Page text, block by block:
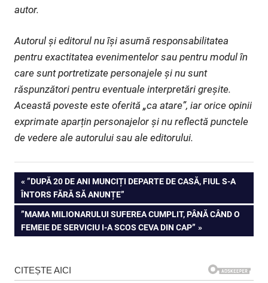
autor.
Autorul și editorul nu își asumă responsabilitatea
pentru exactitatea evenimentelor sau pentru modul în
care sunt portretizate personajele și nu sunt
răspunzători pentru eventuale interpretări greșite.
Această poveste este oferită „ca atare”, iar orice opinii
exprimate aparțin personajelor și nu reflectă punctele
de vedere ale autorului sau ale editorului.
Navigare
în
articole
PREVIOUS
POST:
”DUPĂ 20 DE ANI MUNCIȚI DEPARTE DE CASĂ, FIUL S-A
ÎNTORS FĂRĂ SĂ ANUNȚE”
NEXT
POST:
”MAMA MILIONARULUI SUFEREA CUMPLIT, PÂNĂ CÂND O
FEMEIE DE SERVICIU I-A SCOS CEVA DIN CAP”